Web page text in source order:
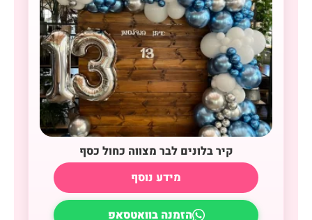
קיר בלונים לבר מצווה כחול כסף
מידע נוסף
הזמנה בוואטסאפ